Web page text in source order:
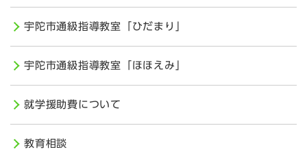
宇陀市通級指導教室「ひだまり」
宇陀市通級指導教室「ほほえみ」
就学援助費について
教育相談